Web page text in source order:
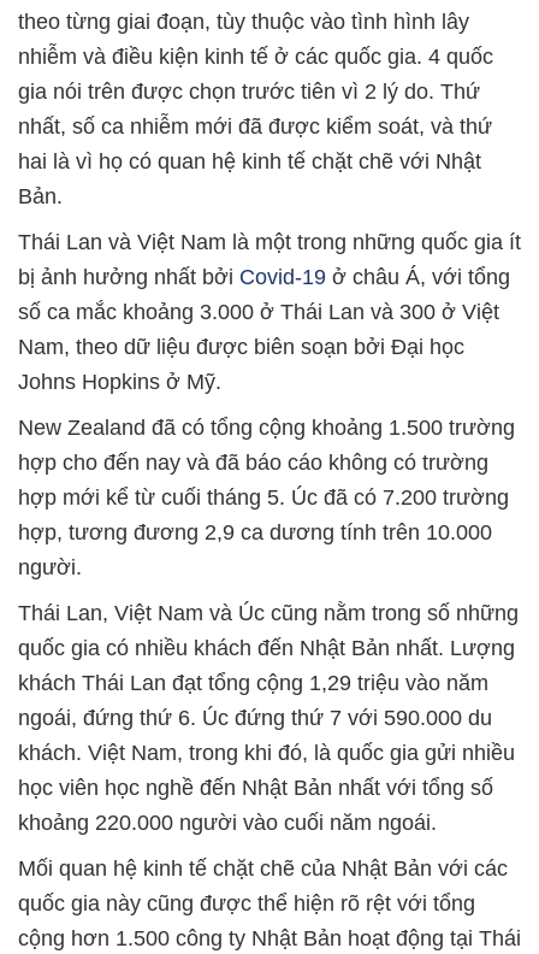
theo từng giai đoạn, tùy thuộc vào tình hình lây
nhiễm và điều kiện kinh tế ở các quốc gia. 4 quốc
gia nói trên được chọn trước tiên vì 2 lý do. Thứ
nhất, số ca nhiễm mới đã được kiểm soát, và thứ
hai là vì họ có quan hệ kinh tế chặt chẽ với Nhật
Bản.
Thái Lan và Việt Nam là một trong những quốc gia ít
bị ảnh hưởng nhất bởi Covid-19 ở châu Á, với tổng
số ca mắc khoảng 3.000 ở Thái Lan và 300 ở Việt
Nam, theo dữ liệu được biên soạn bởi Đại học
Johns Hopkins ở Mỹ.
New Zealand đã có tổng cộng khoảng 1.500 trường
hợp cho đến nay và đã báo cáo không có trường
hợp mới kể từ cuối tháng 5. Úc đã có 7.200 trường
hợp, tương đương 2,9 ca dương tính trên 10.000
người.
Thái Lan, Việt Nam và Úc cũng nằm trong số những
quốc gia có nhiều khách đến Nhật Bản nhất. Lượng
khách Thái Lan đạt tổng cộng 1,29 triệu vào năm
ngoái, đứng thứ 6. Úc đứng thứ 7 với 590.000 du
khách. Việt Nam, trong khi đó, là quốc gia gửi nhiều
học viên học nghề đến Nhật Bản nhất với tổng số
khoảng 220.000 người vào cuối năm ngoái.
Mối quan hệ kinh tế chặt chẽ của Nhật Bản với các
quốc gia này cũng được thể hiện rõ rệt với tổng
cộng hơn 1.500 công ty Nhật Bản hoạt động tại Thái